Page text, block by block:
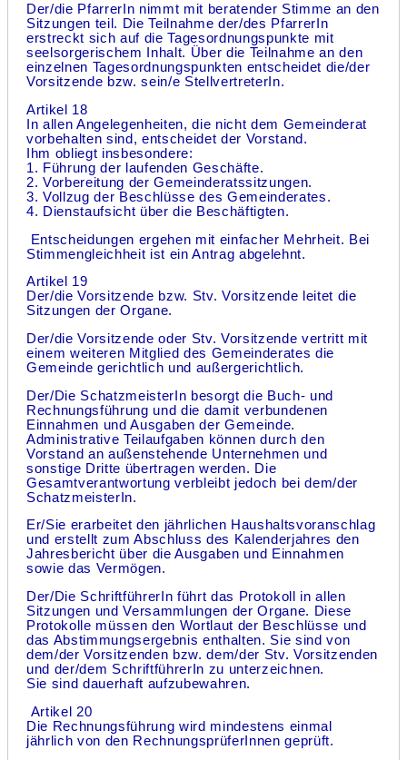
Der/die PfarrerIn nimmt mit beratender Stimme an den
Sitzungen teil. Die Teilnahme der/des PfarrerIn
erstreckt sich auf die Tagesordnungspunkte mit
seelsorgerischem Inhalt. Über die Teilnahme an den
einzelnen Tagesordnungspunkten entscheidet die/der
Vorsitzende bzw. sein/e StellvertreterIn.
Artikel 18
In allen Angelegenheiten, die nicht dem Gemeinderat
vorbehalten sind, entscheidet der Vorstand.
Ihm obliegt insbesondere:
1. Führung der laufenden Geschäfte.
2. Vorbereitung der Gemeinderatssitzungen.
3. Vollzug der Beschlüsse des Gemeinderates.
4. Dienstaufsicht über die Beschäftigten.
Entscheidungen ergehen mit einfacher Mehrheit. Bei
Stimmengleichheit ist ein Antrag abgelehnt.
Artikel 19
Der/die Vorsitzende bzw. Stv. Vorsitzende leitet die
Sitzungen der Organe.
Der/die Vorsitzende oder Stv. Vorsitzende vertritt mit
einem weiteren Mitglied des Gemeinderates die
Gemeinde gerichtlich und außergerichtlich.
Der/Die SchatzmeisterIn besorgt die Buch- und
Rechnungsführung und die damit verbundenen
Einnahmen und Ausgaben der Gemeinde.
Administrative Teilaufgaben können durch den
Vorstand an außenstehende Unternehmen und
sonstige Dritte übertragen werden. Die
Gesamtverantwortung verbleibt jedoch bei dem/der
SchatzmeisterIn.
Er/Sie erarbeitet den jährlichen Haushaltsvoranschlag
und erstellt zum Abschluss des Kalenderjahres den
Jahresbericht über die Ausgaben und Einnahmen
sowie das Vermögen.
Der/Die SchriftführerIn führt das Protokoll in allen
Sitzungen und Versammlungen der Organe. Diese
Protokolle müssen den Wortlaut der Beschlüsse und
das Abstimmungsergebnis enthalten. Sie sind von
dem/der Vorsitzenden bzw. dem/der Stv. Vorsitzenden
und der/dem SchriftführerIn zu unterzeichnen.
Sie sind dauerhaft aufzubewahren.
Artikel 20
Die Rechnungsführung wird mindestens einmal
jährlich von den RechnungsprüferInnen geprüft.